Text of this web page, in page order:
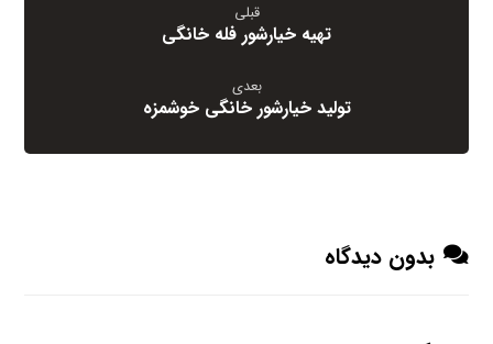
قبلی
تهیه خیارشور فله خانگی
بعدی
تولید خیارشور خانگی خوشمزه
بدون دیدگاه